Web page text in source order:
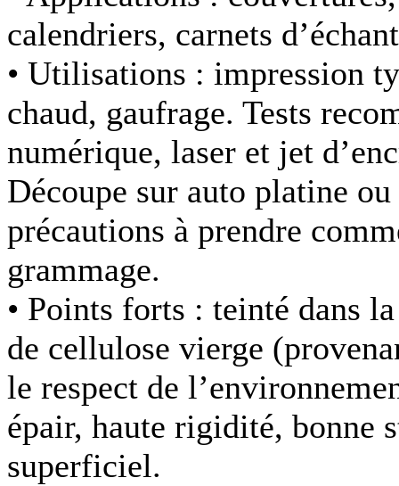
calendriers, carnets
• Utilisations : impression
chaud, gaufrage. Tests
numérique, laser et jet
Découpe sur auto platine
précautions à prendre
grammage.
• Points forts : teinté dans
de cellulose vierge
le respect de
épair, haute rigidité, bonne
superficiel.